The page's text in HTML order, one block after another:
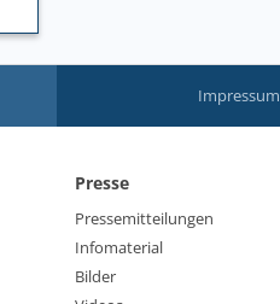
Impressum
Presse
Pressemitteilungen
Infomaterial
Bilder